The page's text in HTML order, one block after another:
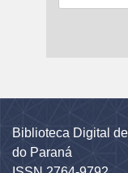
Biblioteca Digital
do Paraná